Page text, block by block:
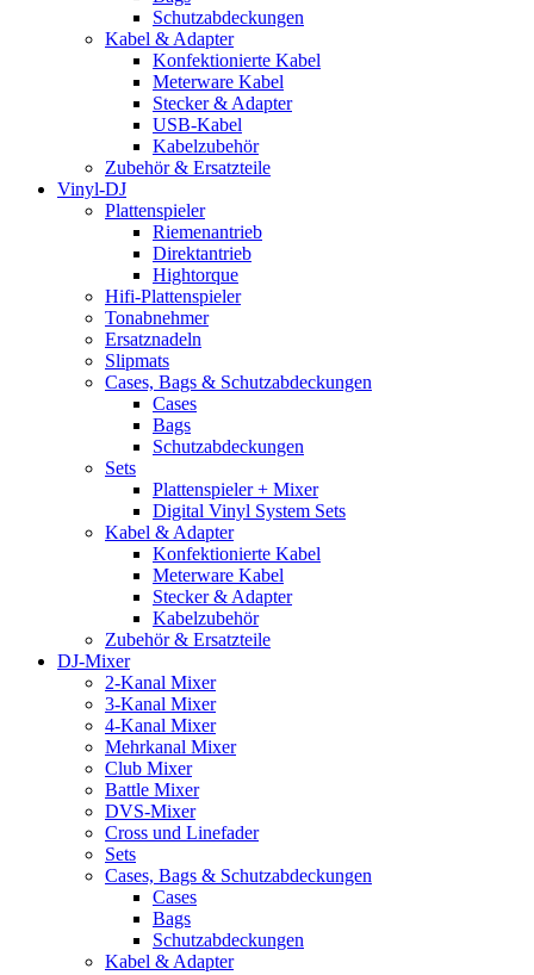
Schutzabdeckungen
Kabel & Adapter
Konfektionierte Kabel
Meterware Kabel
Stecker & Adapter
USB-Kabel
Kabelzubehör
Zubehör & Ersatzteile
Vinyl-DJ
Plattenspieler
Riemenantrieb
Direktantrieb
Hightorque
Hifi-Plattenspieler
Tonabnehmer
Ersatznadeln
Slipmats
Cases, Bags & Schutzabdeckungen
Cases
Bags
Schutzabdeckungen
Sets
Plattenspieler + Mixer
Digital Vinyl System Sets
Kabel & Adapter
Konfektionierte Kabel
Meterware Kabel
Stecker & Adapter
Kabelzubehör
Zubehör & Ersatzteile
DJ-Mixer
2-Kanal Mixer
3-Kanal Mixer
4-Kanal Mixer
Mehrkanal Mixer
Club Mixer
Battle Mixer
DVS-Mixer
Cross und Linefader
Sets
Cases, Bags & Schutzabdeckungen
Cases
Bags
Schutzabdeckungen
Kabel & Adapter